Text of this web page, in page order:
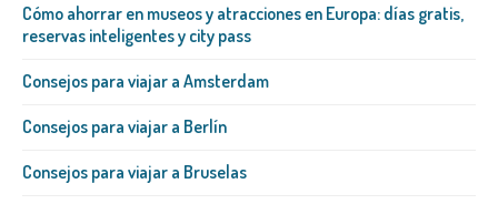
Cómo ahorrar en museos y atracciones en Europa: días gratis,
reservas inteligentes y city pass
Consejos para viajar a Amsterdam
Consejos para viajar a Berlín
Consejos para viajar a Bruselas